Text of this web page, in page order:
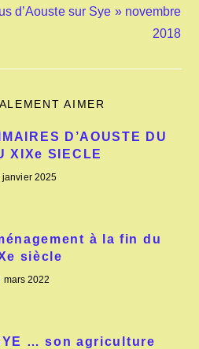
d’Aouste sur Sye » novembre
2018
AIMER
D’AOUSTE DU
XIXe SIECLE
janvier 2025
à la fin du
siècle
mars 2022
… son agriculture